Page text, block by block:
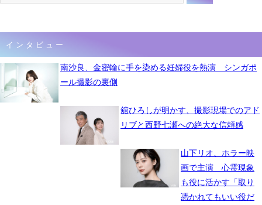
インタビュー
南沙良、金密輸に手を染める妊婦役を熱演 シンガポ
ール撮影の裏側
舘ひろしが明かす、撮影現場でのアド
リブと西野七瀬への絶大な信頼感
山下リオ、ホラー映
画で主演 心霊現象
も役に活かす「取り
憑かれてもいい役だ